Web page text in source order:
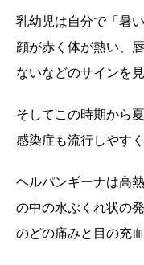
乳幼児は自分で「暑
顔が赤く体が熱い、
ないなどのサインを
そしてこの時期から
感染症も流行しやすく
ヘルパンギーナは高
の中の水ぶくれ状の
のどの痛みと目の充